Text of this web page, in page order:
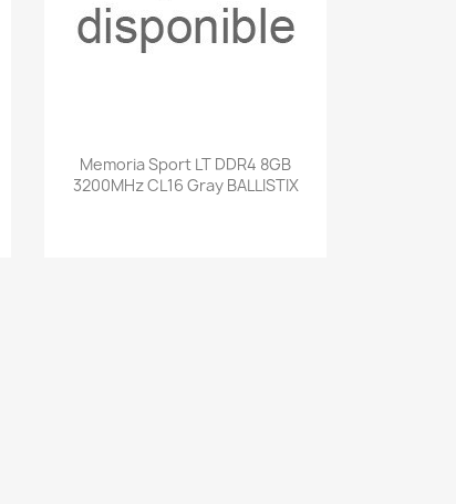
Vista rápida
Memoria Sport LT DDR4 8GB
3200MHz CL16 Gray BALLISTIX